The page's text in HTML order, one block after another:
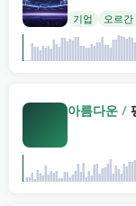
기업 오르간
아름다운 /